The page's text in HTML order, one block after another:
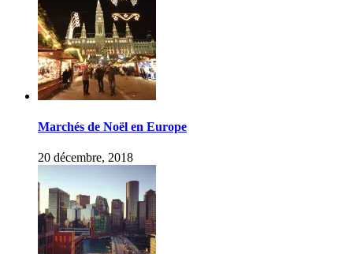
Marchés de Noël en Europe
20 décembre, 2018